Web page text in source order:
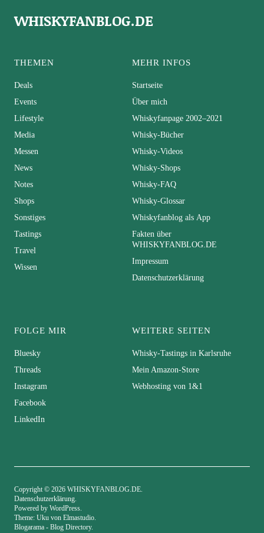
WHISKYFANBLOG.DE
THEMEN
Deals
Events
Lifestyle
Media
Messen
News
Notes
Shops
Sonstiges
Tastings
Travel
Wissen
MEHR INFOS
Startseite
Über mich
Whiskyfanpage 2002–2021
Whisky-Bücher
Whisky-Videos
Whisky-Shops
Whisky-FAQ
Whisky-Glossar
Whiskyfanblog als App
Fakten über
WHISKYFANBLOG.DE
Impressum
Datenschutzerklärung
FOLGE MIR
Bluesky
Threads
Instagram
Facebook
LinkedIn
WEITERE SEITEN
Whisky-Tastings in Karlsruhe
Mein Amazon-Store
Webhosting von 1&1
Copyright © 2026 WHISKYFANBLOG.DE
Datenschutzerklärung
Powered by WordPress
Theme: Uku von Elmastudio
Blogarama - Blog Directory